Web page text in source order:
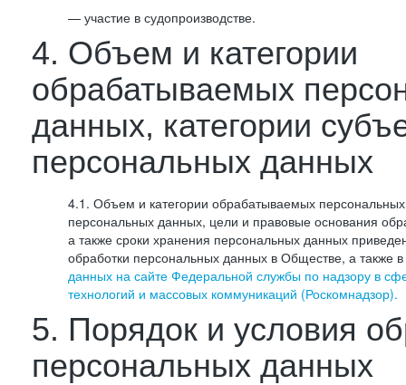
— участие в судопроизводстве.
4. Объем и категории
обрабатываемых
данных, категории
персональных данных
4.1. Объем и категории обрабатываемых персональных
персональных данных, цели и правовые основания
а также сроки хранения персональных данных
обработки персональных данных в Обществе, а также в
данных на сайте Федеральной службы по надзору в
технологий и массовых коммуникаций (Роскомнадзор).
5. Порядок и условия
персональных данных